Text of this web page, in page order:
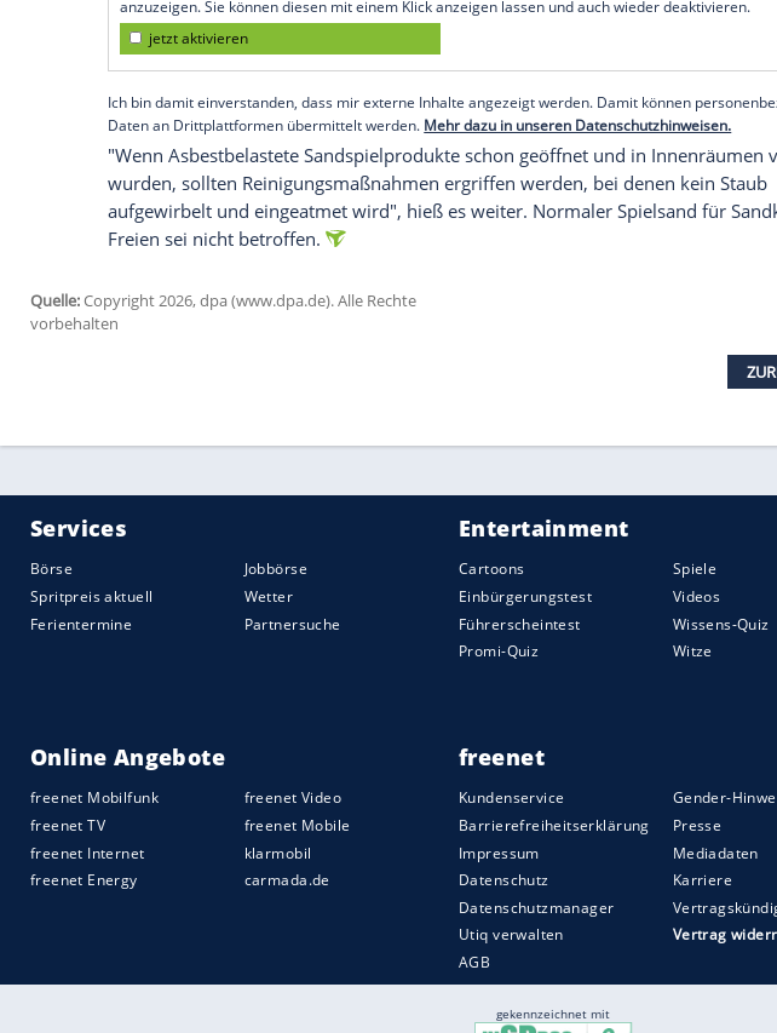
In den vergangenen Monaten war zunächst in Australien und
in den Niederlanden und Belgien in zahlreichen Produkten
Es handelte sich um gefärbte Sandspielprodukte - etwa Magic
Deko- und Bastelsand sowie Montessori-Sandspieltische - aus
"Unsere Nachbarländer reagieren bereits mit Verkaufsverboten
Verbraucherzentrale NRW mit. In Australien waren einige
vorübergehend geschlossen worden, um sie auf mögliche
reinigen.
gefärbten Sandspielprodukte für den Innenbereich zu
diese Asbest enthalten oder nicht. Das Gleiche gelte für Deko-
Empfohlener externer Inhalt:
Opinary GmbH
Wir benötigen Ihre Zustimmung, um den von unserer Redaktion
anzuzeigen. Sie können diesen mit einem Klick anzeigen lassen und auch
Ich bin damit einverstanden, dass mir externe Inhalte angezeigt werden. Damit
Daten an Drittplattformen übermittelt werden.Mehr dazu in unseren
"Wenn Asbestbelastete Sandspielprodukte schon geöffnet und
wurden, sollten Reinigungsmaßnahmen ergriffen werden, bei
aufgewirbelt und eingeatmet wird", hieß es weiter. Normaler